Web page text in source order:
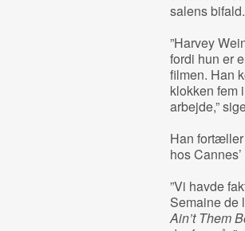
salens bifald.
”Harvey
fordi hun er
filmen. Han
klokken fem
arbejde,”
Han fortæller
hos
”Vi havde
Semaine de
Ain’t Them